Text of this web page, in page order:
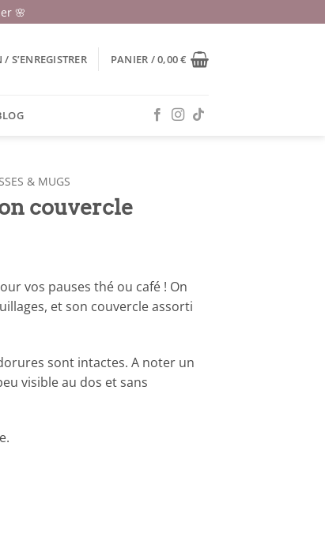
🌸
S’ENREGISTRER PANIER /0,00€
& MUGS
couvercle
vos pauses thé ou café ! On
et son couvercle assorti
sont intactes. A noter un
visible au dos et sans